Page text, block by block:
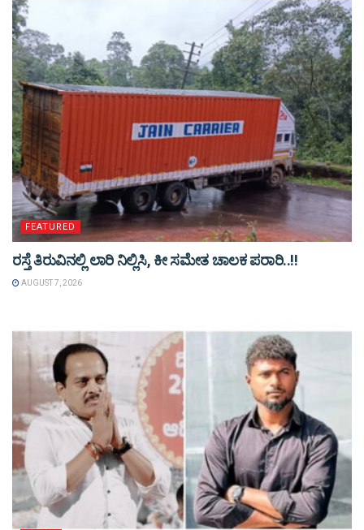
FEATURED
ರಸ್ತೆ ತಿರುವಿನಲ್ಲಿ ಲಾರಿ ನಿಲ್ಲಿಸಿ, ಕೀ ಸಮೇತ ಚಾಲಕ ಪರಾರಿ..!!
AUGUST 7, 2026